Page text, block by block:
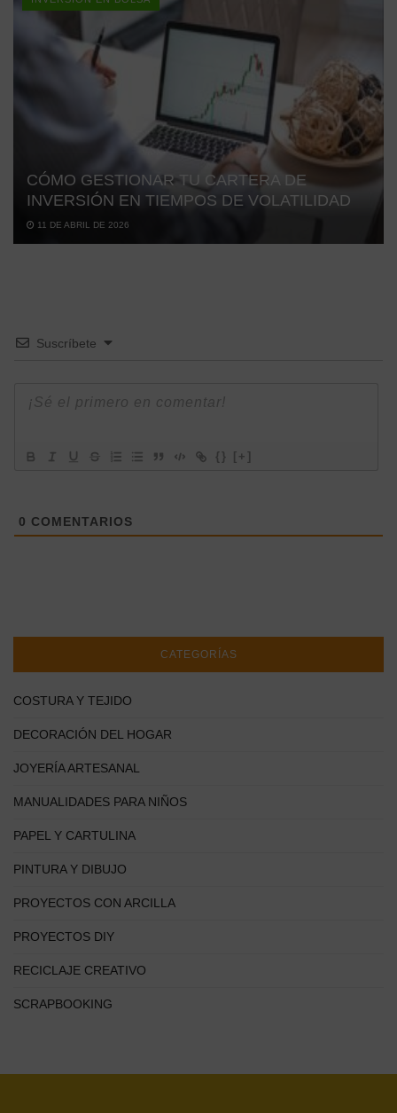
CÓMO GESTIONAR TU CARTERA DE
INVERSIÓN EN TIEMPOS DE VOLATILIDAD
11 DE ABRIL DE 2026
Suscríbete
{} [+]
0 COMENTARIOS
CATEGORÍAS
COSTURA Y TEJIDO
DECORACIÓN DEL HOGAR
JOYERÍA ARTESANAL
MANUALIDADES PARA NIÑOS
PAPEL Y CARTULINA
PINTURA Y DIBUJO
PROYECTOS CON ARCILLA
PROYECTOS DIY
RECICLAJE CREATIVO
SCRAPBOOKING